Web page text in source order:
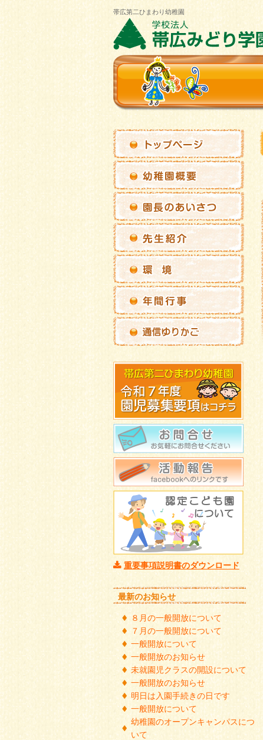
帯広第二ひまわり幼稚園
重要事項説明書のダウンロード
最新のお知らせ
８月の一般開放について
７月の一般開放について
一般開放について
一般開放のお知らせ
未就園児クラスの開設について
一般開放のお知らせ
明日は入園手続きの日です
一般開放について
幼稚園のオープンキャンパスにつ
いて